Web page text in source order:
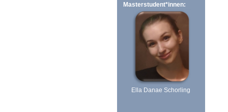
Masterstudent*innen:
Ella Danae Schorling